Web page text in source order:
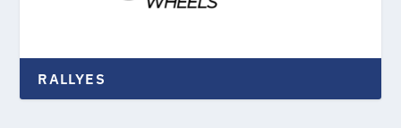
RALLYES